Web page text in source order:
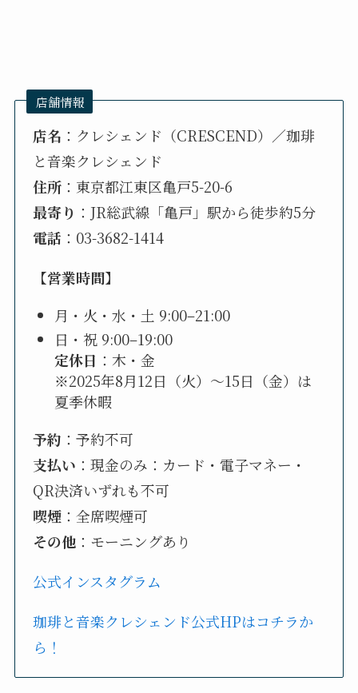
店舗情報
店名 ：クレシェンド（CRESCEND）／珈琲
と音楽クレシェンド
住所 ：東京都江東区亀戸5-20-6
最寄り ：JR総武線「亀戸」駅から徒歩約5分
電話 ：03-3682-1414
【営業時間】
月・火・水・土 9:00–21:00
日・祝 9:00–19:00
定休日 ：木・金
※2025年8月12日（火）～15日（金）は
夏季休暇
予約 ：予約不可
支払い ：現金のみ：カード・電子マネー・
QR決済いずれも不可
喫煙 ：全席喫煙可
その他 ：モーニングあり
公式インスタグラム
珈琲と音楽クレシェンド公式HPはコチラか
ら！